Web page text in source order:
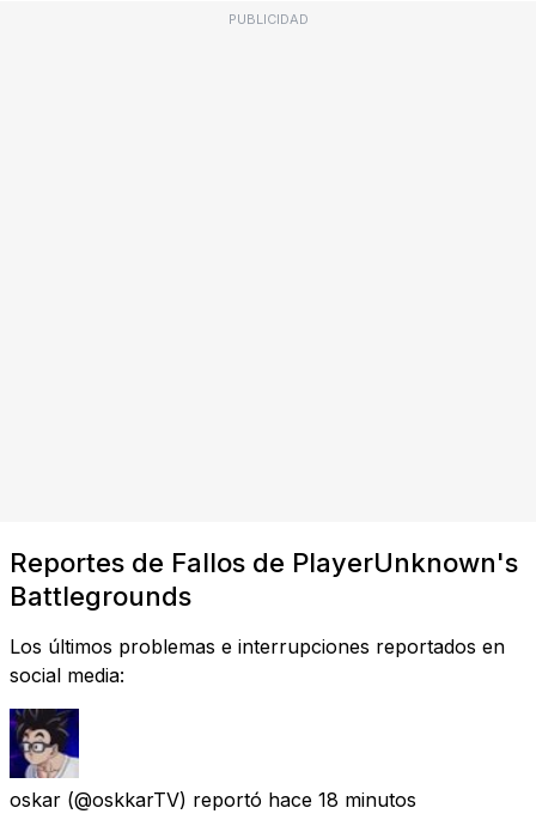
PUBLICIDAD
Reportes de Fallos de PlayerUnknown's
Battlegrounds
Los últimos problemas e interrupciones reportados en
social media:
oskar (@oskkarTV) reportó hace 18 minutos